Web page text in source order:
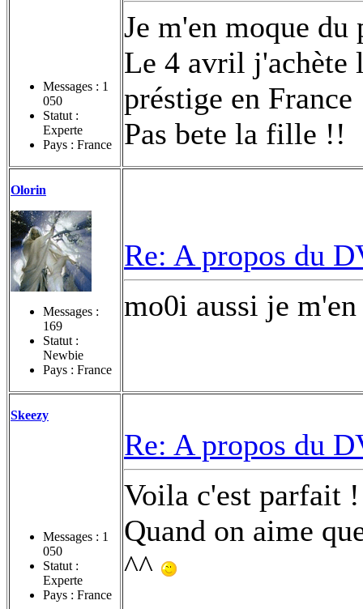
Messages : 1
050
Statut :
Experte
Pays : France
Je m'en moque
Le 4 avril j'achète
préstige en
Pas bete la fille !!
Olorin
Messages :
169
Statut :
Newbie
Pays : France
Re: A propos du
mo0i aussi je
Skeezy
Messages : 1
050
Statut :
Experte
Pays : France
Re: A propos du
Voila c'est parfait
Quand on aime
^^